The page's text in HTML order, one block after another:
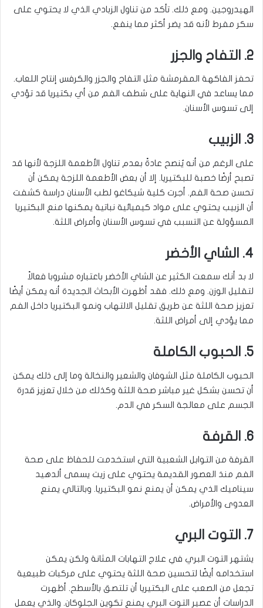
الهيدروجين. ومع ذلك. تأكد من تناول الزبادي الذي لا يحتوي على
سكر مفرط لأنه قد يضر أكثر مما ينفع.
2. التفاح والجزر
تحفز الفاكهة المقرمشة مثل التفاح والجزر والكرفس إنتاج اللعاب.
مما يساعد في النهاية على شطف الفم من أي بكتيريا قد تؤدي
إلى تسوس الأسنان.
3. الزبيب
على الرغم من أنه يُنصح عادةً بعدم تناول الأطعمة اللزجة لأنها قد
تصبح أرضًا خصبة للبكتيريا. إلا أن بعض الأطعمة اللزجة يمكن أن
تحسن صحة الفم. أجرت كلية شيكاغو لطب الأسنان دراسة كشفت
أن الزبيب يحتوي على مواد كيميائية نباتية يمكنها منع البكتيريا
المسؤولة عن التسبب في تسوس الأسنان وأمراض اللثة.
4. الشاي الأخضر
لا بد أنك سمعت الكثير عن الشاي الأخضر باعتباره مشروبا فعالاً
لتقليل الوزن. ومع ذلك. فقد أظهرت الأبحاث الجديدة أنه يمكن أيضًا
تعزيز صحة اللثة عن طريق تقليل الالتهاب ونمو البكتيريا داخل الفم
مما يؤدي إلى أمراض اللثة.
5. الحبوب الكاملة
الحبوب الكاملة مثل الشوفان والشعير والنخالة وما إلى ذلك يمكن
أن تحسن بشكل غير مباشر صحة اللثة وكذلك من خلال تعزيز قدرة
الجسم على معالجة السكر في الدم.
6. القرفة
القرفة من التوابل الشعبية التي استخدمت للحفاظ على صحة
الفم منذ العصور القديمة يحتوي على زيت يسمى ألدهيد
سيناميك الذي يمكن أن يمنع نمو البكتيريا. وبالتالي يمنع
العدوى والأمراض.
7. التوت البري
يشتهر التوت البري في علاج التهابات المثانة ولكن يمكن
استخدامه أيضًا لتحسين صحة اللثة يحتوي على مركبات طبيعية
تجعل من الصعب على البكتيريا أن تلتصق بالأسطح. أظهرت
الدراسات أن عصير التوت البري يمنع تكوين الجلوكان. والذي يعمل